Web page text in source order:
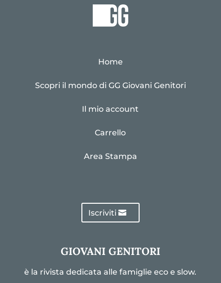
Home
Scopri il mondo di GG Giovani Genitori
Il mio account
Carrello
Area Stampa
Iscriviti
GIOVANI GENITORI
è la rivista dedicata alle famiglie eco e slow.